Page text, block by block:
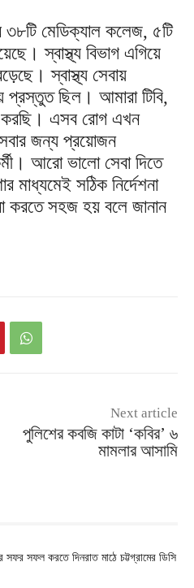
মেডিক্যাল কলেজ, ৫টি
স্বাস্থ্য বিভাগ এগিয়ে
স্বাস্থ্য সেবায়
প্রস্তুত ছিল। আমারা টিবি,
করছি। এসব রোগ এখন
জন্য প্রয়োজন
আরো ভালো সেবা দিতে
মাধ্যমেই সঠিক নির্দেশনা
করতে সহজ হয় বলে জানান
Next article
পুলিশের কবজি কাটা ‘কবির’ ৬
মামলার আসামি
সফর সফল করতে দিনরাত মাঠে চট্টগ্রামের ডিসি